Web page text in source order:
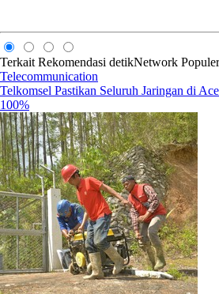
Terkait Rekomendasi detikNetwork Populer
Telecommunication
Telkomsel Pastikan Seluruh Jaringan di
100%